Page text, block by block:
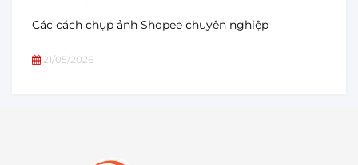
Các cách chụp ảnh Shopee chuyên nghiệp
21/05/2026